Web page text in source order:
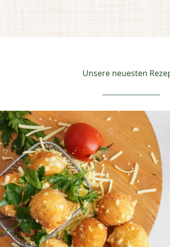
Unsere neuesten